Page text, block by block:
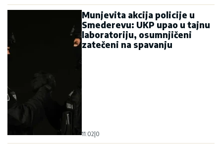
Munjevita akcija policije u
Smederevu: UKP upao u tajnu
laboratoriju, osumnjičeni
zatečeni na spavanju
11:02 0